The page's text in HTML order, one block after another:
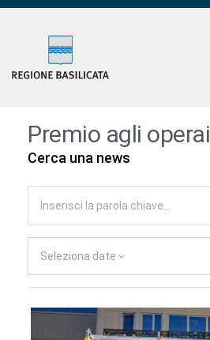
Premio agli operai
Cerca una news
Seleziona date